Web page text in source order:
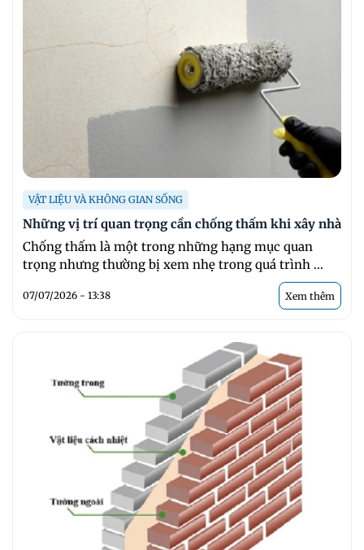
VẬT LIỆU VÀ KHÔNG GIAN SỐNG
Những vị trí quan trọng cần chống thấm khi xây nhà
Chống thấm là một trong những hạng mục quan
trọng nhưng thường bị xem nhẹ trong quá trình ...
07/07/2026 - 13:38 Xem thêm